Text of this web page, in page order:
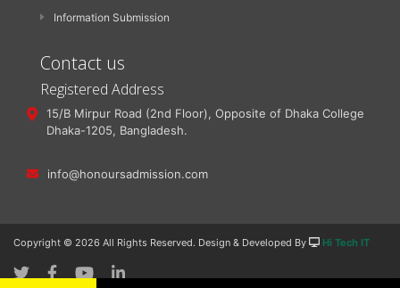
Information Submission
Contact us
Registered Address
15/B Mirpur Road (2nd Floor), Opposite of Dhaka College
Dhaka-1205, Bangladesh.
info@honoursadmission.com
Copyright © 2026 All Rights Reserved. Design & Developed By Hi Tech IT